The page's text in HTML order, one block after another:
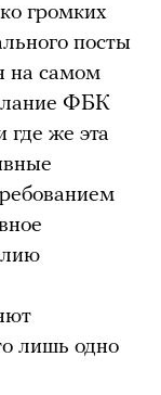
громких
посты
на самом
ФБК
где же эта
лишь одно